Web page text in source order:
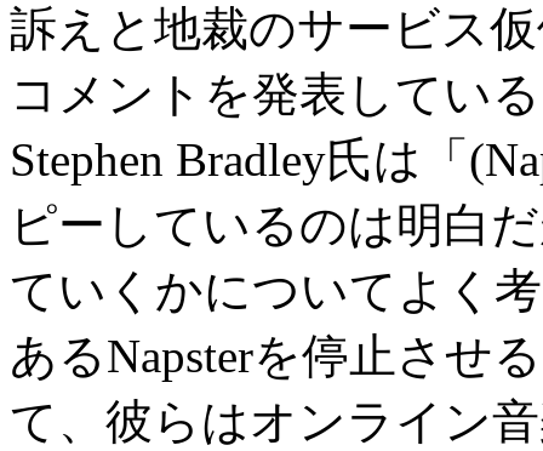
訴えと地裁のサービス
コメントを発表してい
Stephen Bradley氏は「
ピーしているのは明白
ていくかについてよく
あるNapsterを停止させ
て、彼らはオンライン